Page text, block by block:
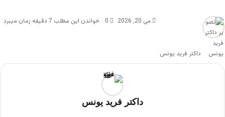
داکتر فرید یونس
می 20, 2026 0 خواندن این مطلب 7 دقیقه زمان میبرد
داکتر فرید یونس